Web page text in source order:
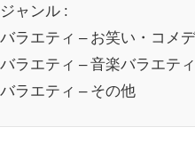
ジャンル :
バラエティ – お笑い・コメ
バラエティ – 音楽バラエティ
バラエティ – その他